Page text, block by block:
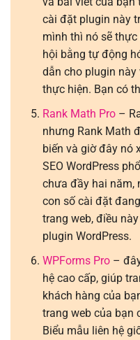
cài đặt plugin này
mình thì nó sẽ
hội bằng tự động
dẫn cho plugin
thực hiện. Bạn có
Rank Math Pro–
nhưng Rank Math
biến và giờ đây nó
SEO WordPress
chưa đầy hai năm,
con số cài đặt
trang web, điều
plugin WordPress.
WPForms Pro–
hệ cao cấp, giúp
khách hàng của
trang web của bạn
Biểu mẫu liên hệ